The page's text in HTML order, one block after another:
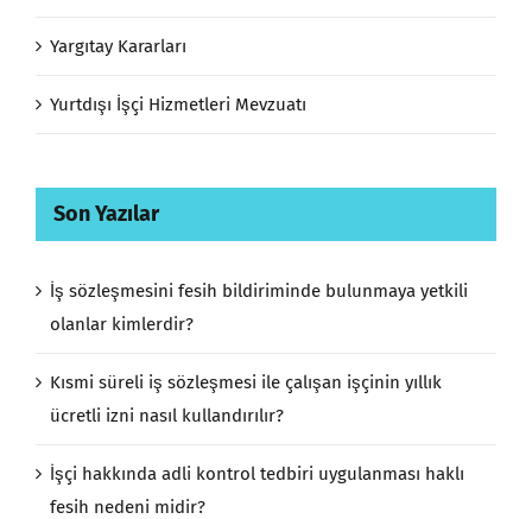
Yargıtay Kararları
Yurtdışı İşçi Hizmetleri Mevzuatı
Son Yazılar
İş sözleşmesini fesih bildiriminde bulunmaya yetkili
olanlar kimlerdir?
Kısmi süreli iş sözleşmesi ile çalışan işçinin yıllık
ücretli izni nasıl kullandırılır?
İşçi hakkında adli kontrol tedbiri uygulanması haklı
fesih nedeni midir?